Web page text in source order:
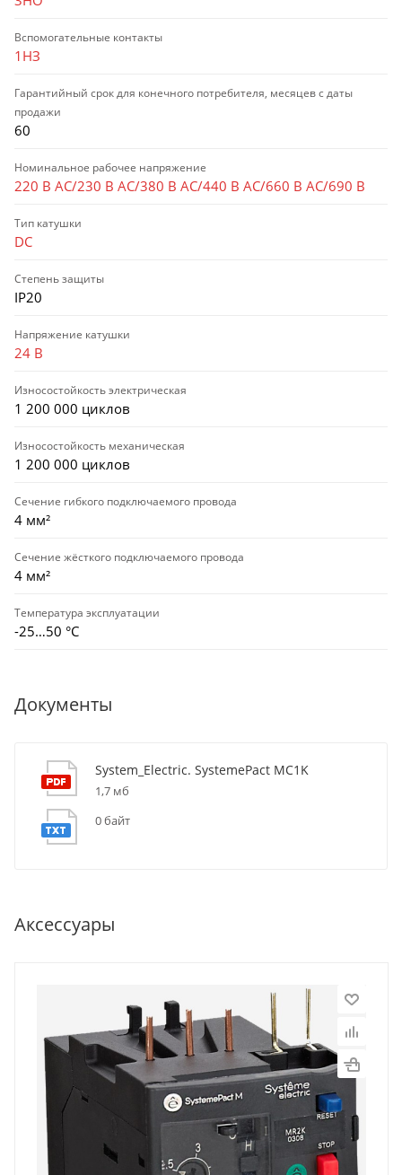
Вспомогательные контакты
1НЗ
Гарантийный срок для конечного потребителя, месяцев с даты
продажи
60
Номинальное рабочее напряжение
220 В AC/230 В AC/380 В AC/440 В AC/660 В AC/690 В
Тип катушки
DC
Степень защиты
IP20
Напряжение катушки
24 В
Износостойкость электрическая
1 200 000 циклов
Износостойкость механическая
1 200 000 циклов
Сечение гибкого подключаемого провода
4 мм²
Сечение жёсткого подключаемого провода
4 мм²
Температура эксплуатации
-25…50 °C
Документы
System_Electric. SystemePact MC1K
1,7 мб
0 байт
Аксессуары